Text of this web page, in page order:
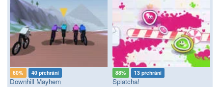
60% 40 přehrání
Downhill Mayhem
88% 13 přehrání
Splatcha!